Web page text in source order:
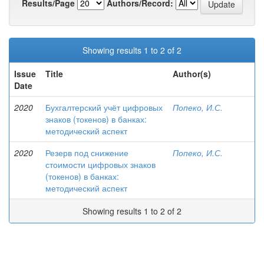
Results/Page
Authors/Record:
Showing results 1 to 2 of 2
Issue
Date
Title Author(s)
2020
Бухгалтерский учёт цифровых
знаков (токенов) в банках:
методический аспект
Попеко, И.С.
2020
Резерв под снижение
стоимости цифровых знаков
(токенов) в банках:
методический аспект
Попеко, И.С.
Showing results 1 to 2 of 2